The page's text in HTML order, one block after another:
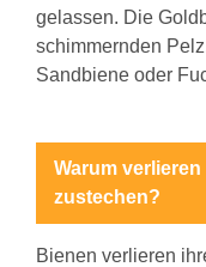
gelassen. Die
schimmernden
Sandbiene oder
Warum
zustechen?
Bienen verlieren